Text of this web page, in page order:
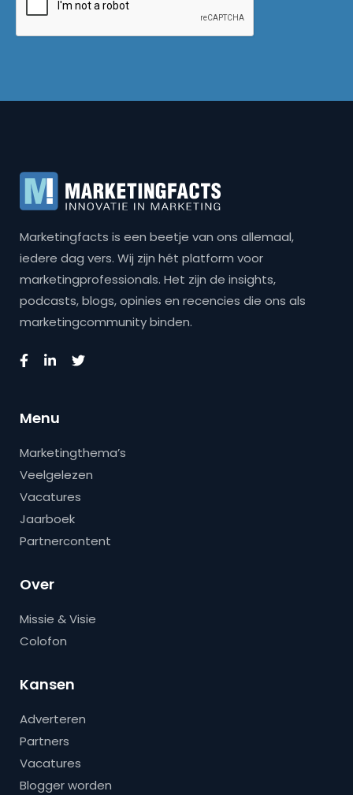
Marketingfacts is een beetje van ons allemaal,
iedere dag vers. Wij zijn hét platform voor
marketingprofessionals. Het zijn de insights,
podcasts, blogs, opinies en recencies die ons als
marketingcommunity binden.
Menu
Marketingthema’s
Veelgelezen
Vacatures
Jaarboek
Partnercontent
Over
Missie & Visie
Colofon
Kansen
Adverteren
Partners
Vacatures
Blogger worden